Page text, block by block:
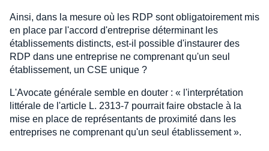
Ainsi, dans la mesure où les RDP sont obligatoirement mis
en place par l'accord d'entreprise déterminant les
établissements distincts, est-il possible d'instaurer des
RDP dans une entreprise ne comprenant qu'un seul
établissement, un CSE unique ?
L'Avocate générale semble en douter : « l'interprétation
littérale de l'article L. 2313-7 pourrait faire obstacle à la
mise en place de représentants de proximité dans les
entreprises ne comprenant qu'un seul établissement ».